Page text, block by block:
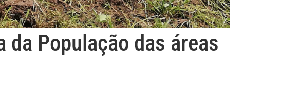
da População das áreas